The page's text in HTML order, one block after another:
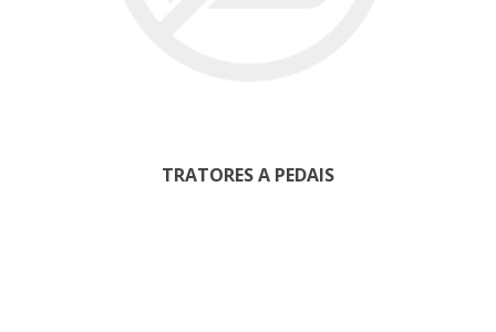
TRATORES A PEDAIS